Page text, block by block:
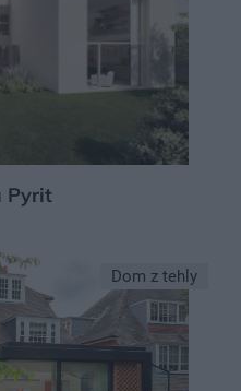
Pyrit
Dom z tehly